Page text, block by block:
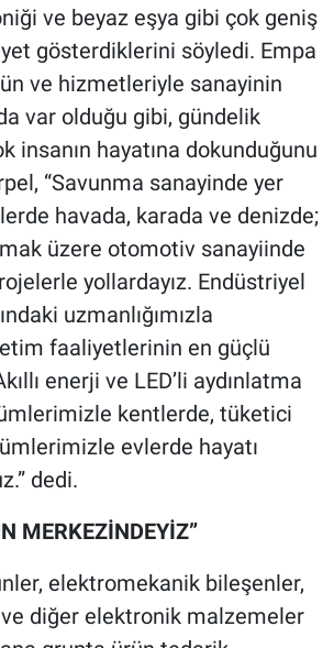
ve beyaz eşya gibi çok geniş
gösterdiklerini söyledi. Empa
ve hizmetleriyle sanayinin
var olduğu gibi, gündelik
insanın hayatına dokunduğunu
“Savunma sanayinde yer
havada, karada ve denizde;
üzere otomotiv sanayiinde
yollardayız. Endüstriyel
uzmanlığımızla
faaliyetlerinin en güçlü
enerji ve LED’li aydınlatma
kentlerde, tüketici
evlerde hayatı
dedi.
MERKEZİNDEYİZ”
elektromekanik bileşenler,
ve diğer elektronik malzemeler